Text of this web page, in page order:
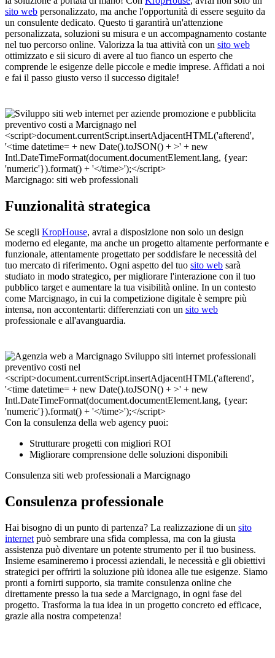
sito web personalizzato, ma anche l'opportunità di essere seguito da
un consulente dedicato. Questo ti garantirà un'attenzione
personalizzata, soluzioni su misura e un accompagnamento costante
nel tuo percorso online. Valorizza la tua attività con un sito web
ottimizzato e sii sicuro di avere al tuo fianco un esperto che
comprende le esigenze delle piccole e medie imprese. Affidati a noi
e fai il passo giusto verso il successo digitale!
Marcignago: siti web professionali
Funzionalità strategica
Se scegli KropHouse, avrai a disposizione non solo un design
moderno ed elegante, ma anche un progetto altamente performante e
funzionale, attentamente progettato per soddisfare le necessità del
tuo mercato di riferimento. Ogni aspetto del tuo sito web sarà
studiato in modo strategico, per migliorare l'interazione con il tuo
pubblico target e aumentare la tua visibilità online. In un contesto
come Marcignago, in cui la competizione digitale è sempre più
intensa, non accontentarti: differenziati con un sito web
professionale e all'avanguardia.
Con la consulenza della web agency puoi:
Strutturare progetti con migliori ROI
Migliorare comprensione delle soluzioni disponibili
Consulenza siti web professionali a Marcignago
Consulenza professionale
Hai bisogno di un punto di partenza? La realizzazione di un sito
internet può sembrare una sfida complessa, ma con la giusta
assistenza può diventare un potente strumento per il tuo business.
Insieme esamineremo i processi aziendali, le necessità e gli obiettivi
strategici per offrirti la soluzione più idonea alle tue esigenze. Siamo
pronti a fornirti supporto, sia tramite consulenza online che
direttamente presso la tua sede a Marcignago, in ogni fase del
progetto. Trasforma la tua idea in un progetto concreto ed efficace,
grazie alla nostra competenza!